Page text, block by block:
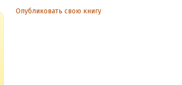
Опубликовать свою книгу